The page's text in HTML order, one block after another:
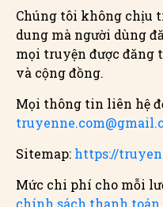
Chúng tôi không chịu
dung mà người dùng
mọi truyện được đăng
và cộng đồng.
Mọi thông tin liên hệ
Sitemap: https://
Mức chi phí cho mỗi
chính sách thanh toán